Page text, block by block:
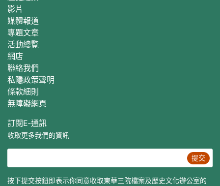
影片
媒體報道
專題文章
活動總覧
網店
聯絡我們
私隱政策聲明
條款細則
無障礙網頁
訂閱E‐通訊
收取更多我們的資訊
提交
按下提交按鈕即表示你同意收取東華三院檔案及歷史文化辦公室的